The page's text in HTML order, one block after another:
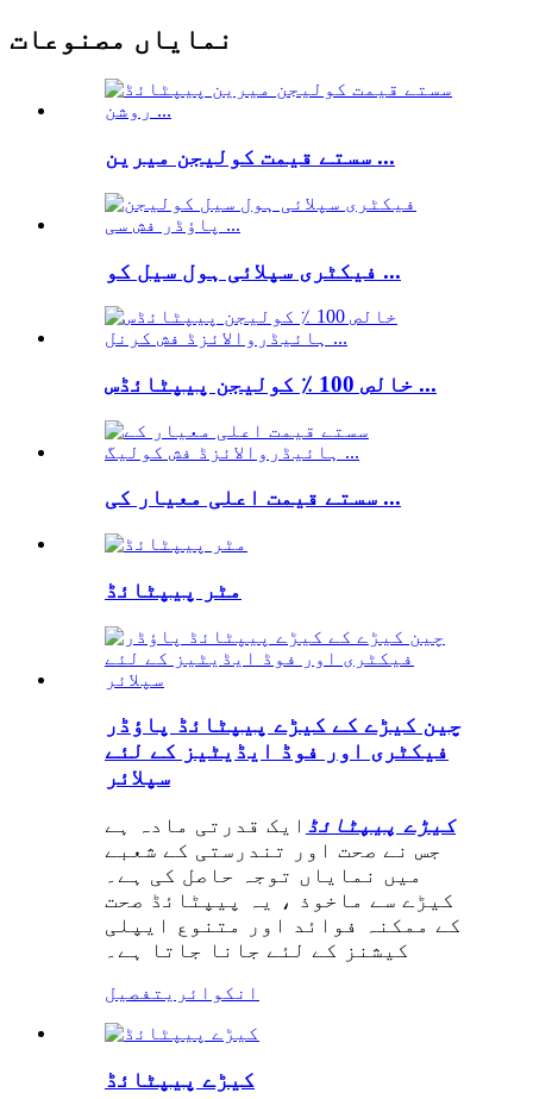
نمایاں مصنوعات
سستے قیمت کولیجن میرین ...
فیکٹری سپلائی ہول سیل کو ...
خالص 100 ٪ کولیجن پیپٹائڈس ...
سستے قیمت اعلی معیار کی ...
مٹر پیپٹائڈ
چین کیڑے کے کیڑے پیپٹائڈ پاؤڈر
فیکٹری اور فوڈ ایڈیٹیز کے لئے
سپلائر
کیڑے پیپٹائڈ ایک قدرتی مادہ ہے
جس نے صحت اور تندرستی کے شعبے
میں نمایاں توجہ حاصل کی ہے۔
کیڑے سے ماخوذ ، یہ پیپٹائڈ صحت
کے ممکنہ فوائد اور متنوع ایپلی
کیشنز کے لئے جانا جاتا ہے۔
انکوائری تفصیل
کیڑے پیپٹائڈ